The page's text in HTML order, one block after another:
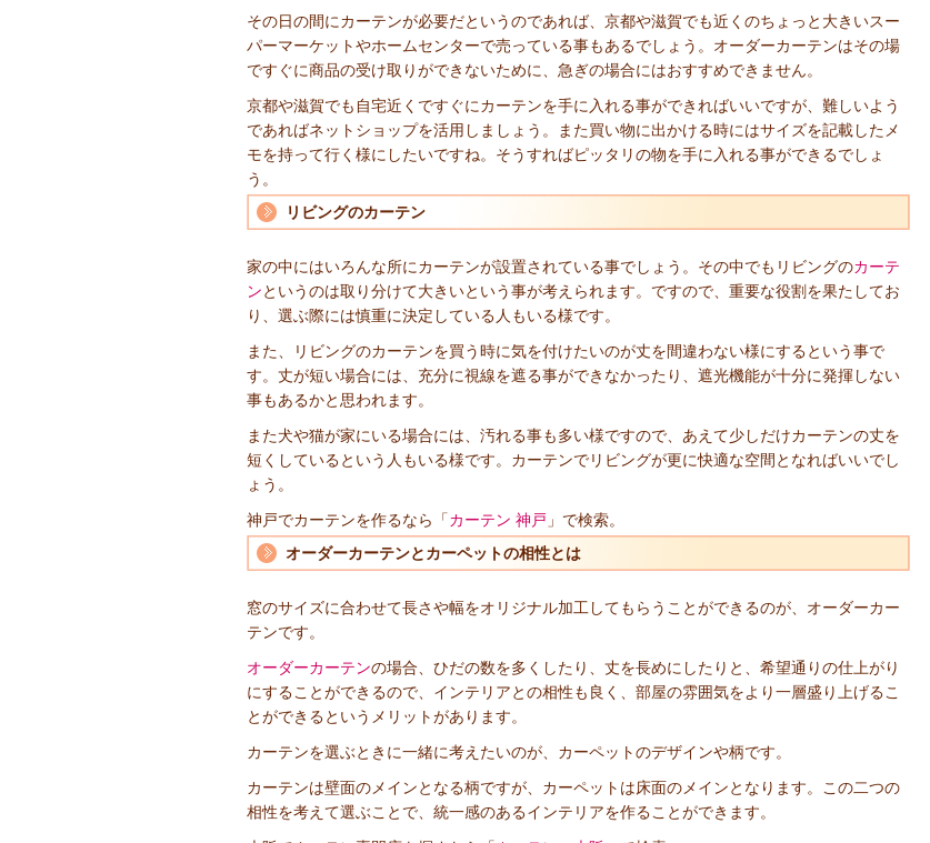
その日の間にカーテンが必要だというのであれば、京都や滋賀でも近くのちょっと大きいスー
パーマーケットやホームセンターで売っている事もあるでしょう。オーダーカーテンはその場
ですぐに商品の受け取りができないために、急ぎの場合にはおすすめできません。
京都や滋賀でも自宅近くですぐにカーテンを手に入れる事ができればいいですが、難しいよう
であればネットショップを活用しましょう。また買い物に出かける時にはサイズを記載したメ
モを持って行く様にしたいですね。そうすればピッタリの物を手に入れる事ができるでしょ
う。
リビングのカーテン
家の中にはいろんな所にカーテンが設置されている事でしょう。その中でもリビングのカーテ
ンというのは取り分けて大きいという事が考えられます。ですので、重要な役割を果たしてお
り、選ぶ際には慎重に決定している人もいる様です。
また、リビングのカーテンを買う時に気を付けたいのが丈を間違わない様にするという事で
す。丈が短い場合には、充分に視線を遮る事ができなかったり、遮光機能が十分に発揮しない
事もあるかと思われます。
また犬や猫が家にいる場合には、汚れる事も多い様ですので、あえて少しだけカーテンの丈を
短くしているという人もいる様です。カーテンでリビングが更に快適な空間となればいいでし
ょう。
神戸でカーテンを作るなら「カーテン 神戸 」で検索。
オーダーカーテンとカーペットの相性とは
窓のサイズに合わせて長さや幅をオリジナル加工してもらうことができるのが、オーダーカー
テンです。
オーダーカーテンの場合、ひだの数を多くしたり、丈を長めにしたりと、希望通りの仕上がり
にすることができるので、インテリアとの相性も良く、部屋の雰囲気をより一層盛り上げるこ
とができるというメリットがあります。
カーテンを選ぶときに一緒に考えたいのが、カーペットのデザインや柄です。
カーテンは壁面のメインとなる柄ですが、カーペットは床面のメインとなります。この二つの
相性を考えて選ぶことで、統一感のあるインテリアを作ることができます。